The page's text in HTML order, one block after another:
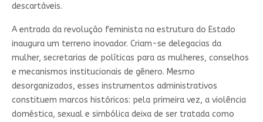
descartáveis.
A entrada da revolução feminista na estrutura do Estado
inaugura um terreno inovador. Criam-se delegacias da
mulher, secretarias de políticas para as mulheres, conselhos
e mecanismos institucionais de gênero. Mesmo
desorganizados, esses instrumentos administrativos
constituem marcos históricos: pela primeira vez, a violência
doméstica, sexual e simbólica deixa de ser tratada como